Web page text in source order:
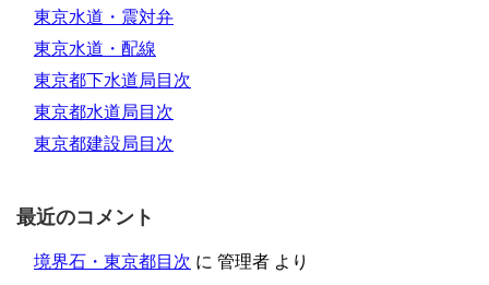
東京水道・震対弁
東京水道・配線
東京都下水道局目次
東京都水道局目次
東京都建設局目次
最近のコメント
境界石・東京都目次 に 管理者 より